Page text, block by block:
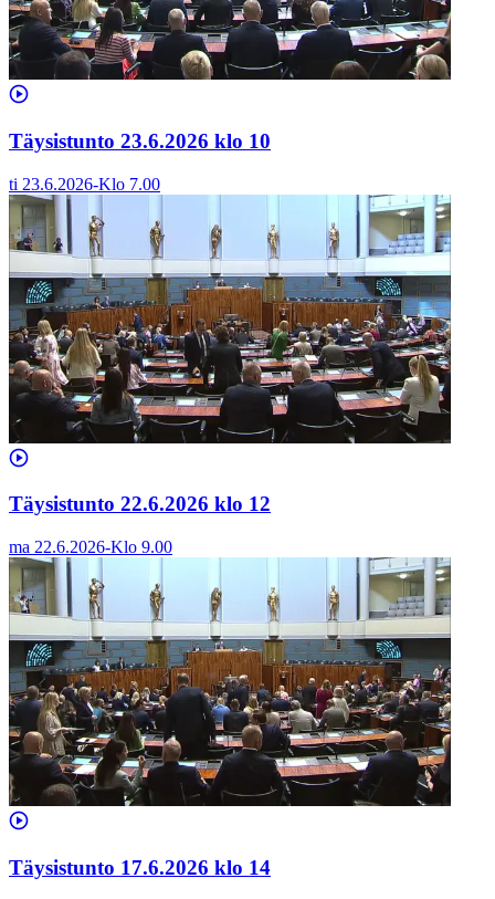
Täysistunto 23.6.2026 klo 10
ti 23.6.2026-Klo 7.00
Täysistunto 22.6.2026 klo 12
ma 22.6.2026-Klo 9.00
Täysistunto 17.6.2026 klo 14